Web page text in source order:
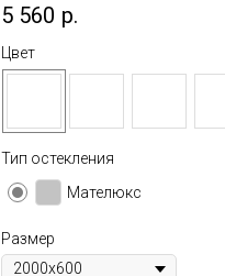
5 560 р.
Цвет
Тип остекления
Мателюкс
Размер